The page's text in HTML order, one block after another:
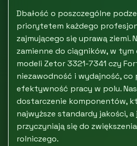
Dbałość o poszczególne
priorytetem każdego
zajmującego się uprawą ziemi.
zamienne do ciągników, w tym
modeli Zetor 3321-7341 czy
niezawodność i wydajność, co
efektywność pracy w polu.
dostarczenie komponentów,
najwyższe standardy jakości, a
przyczyniają się do
rolniczego.